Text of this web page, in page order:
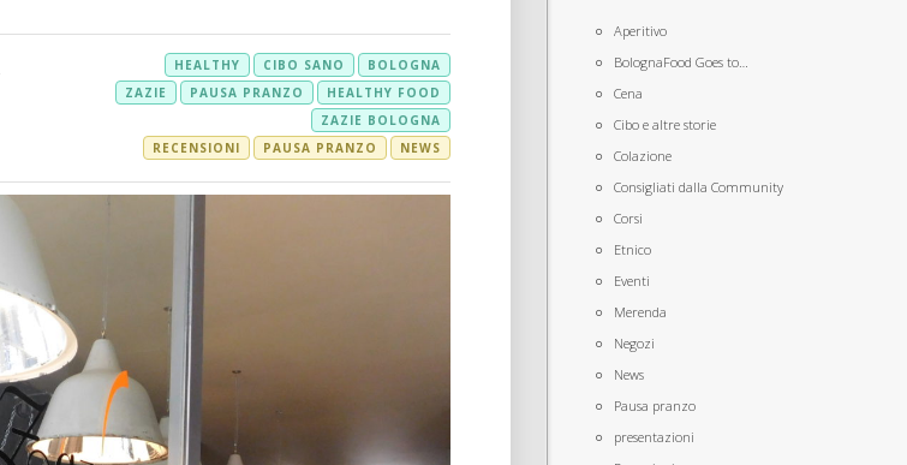
BOLOGNA
CIBO SANO
HEALTHY
HEALTHY FOOD
PAUSA PRANZO
ZAZIE
ZAZIE BOLOGNA
NEWS
PAUSA PRANZO
RECENSIONI
Aperitivo
BolognaFood Goes to…
Cena
Cibo e altre storie
Colazione
Consigliati dalla Community
Corsi
Etnico
Eventi
Merenda
Negozi
News
Pausa pranzo
presentazioni